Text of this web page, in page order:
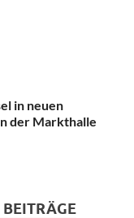
in neuen
der Markthalle